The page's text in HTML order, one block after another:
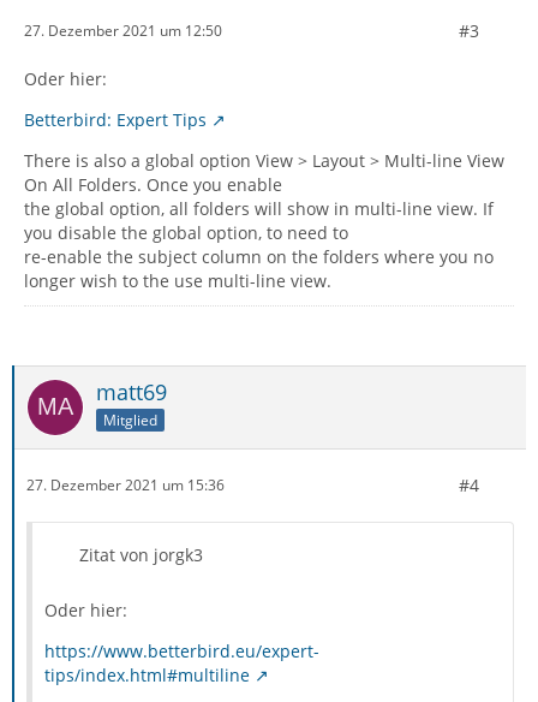
27. Dezember 2021 um 12:50 #3
Oder hier:
Betterbird: Expert Tips
There is also a global option View > Layout > Multi-line View
On All Folders. Once you enable
the global option, all folders will show in multi-line view. If
you disable the global option, to need to
re-enable the subject column on the folders where you no
longer wish to the use multi-line view.
matt69
Mitglied
27. Dezember 2021 um 15:36 #4
Zitat von jorgk3
Oder hier:
https://www.betterbird.eu/expert-
tips/index.html#multiline